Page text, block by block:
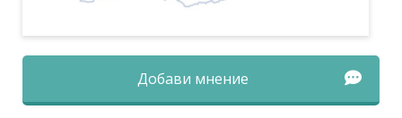
Добави мнение